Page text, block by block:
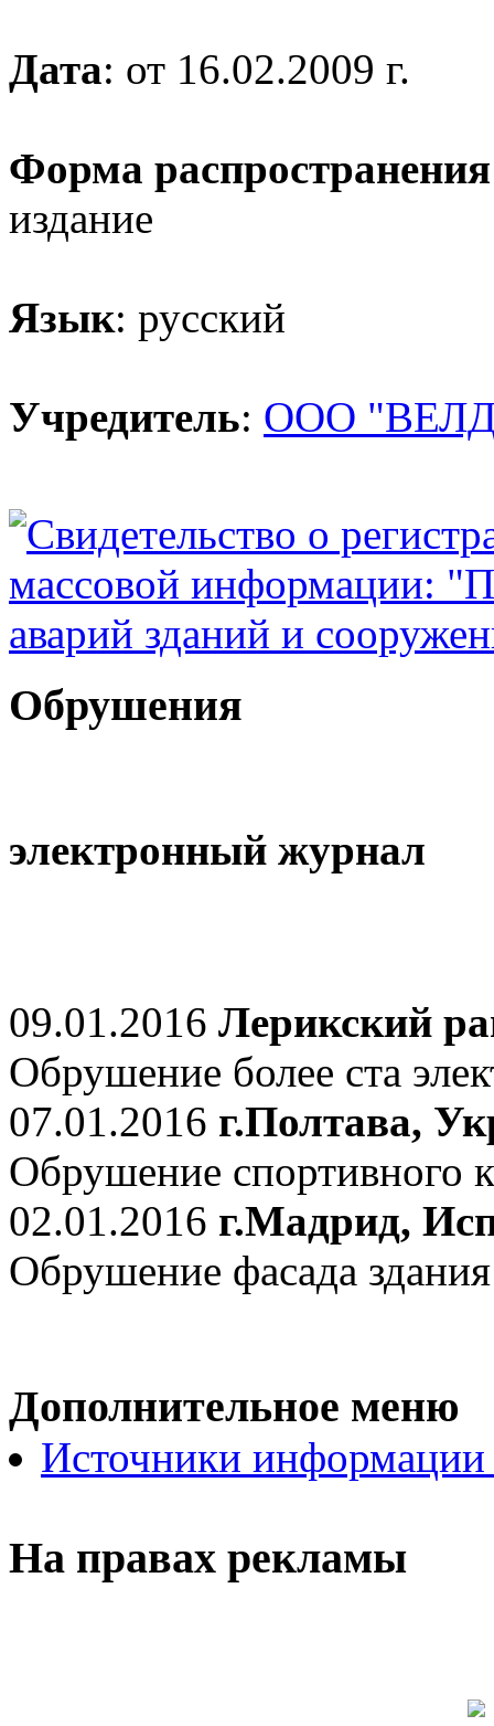
Дата: от 16.02.2009 г.
Форма распространения
издание
Язык: русский
Учредитель: ООО
Обрушения
электронный журнал
09.01.2016 Лерикский
Обрушение более ста
07.01.2016 г.Полтава,
Обрушение спортивного
02.01.2016 г.Мадрид,
Обрушение фасада
Дополнительное меню
Источники
На правах рекламы